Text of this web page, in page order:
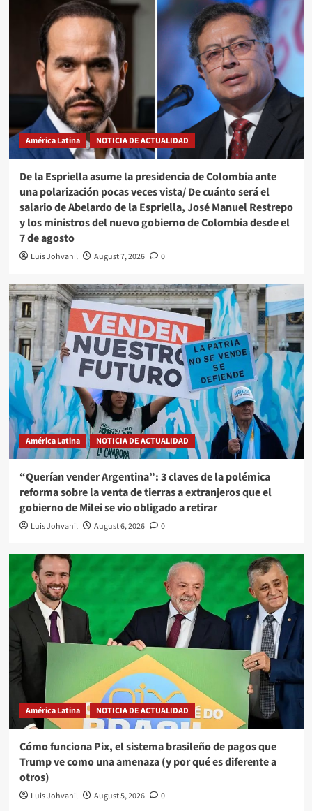
América Latina NOTICIA DE ACTUALIDAD
De la Espriella asume la presidencia de Colombia ante
una polarización pocas veces vista/ De cuánto será el
salario de Abelardo de la Espriella, José Manuel Restrepo
y los ministros del nuevo gobierno de Colombia desde el
7 de agosto
Luis Johvanil August 7, 2026 0
América Latina NOTICIA DE ACTUALIDAD
“Querían vender Argentina”: 3 claves de la polémica
reforma sobre la venta de tierras a extranjeros que el
gobierno de Milei se vio obligado a retirar
Luis Johvanil August 6, 2026 0
América Latina NOTICIA DE ACTUALIDAD
Cómo funciona Pix, el sistema brasileño de pagos que
Trump ve como una amenaza (y por qué es diferente a
otros)
Luis Johvanil August 5, 2026 0